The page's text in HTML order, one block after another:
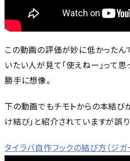
この動画の評価が妙に低かったん
いたい人が見て「使えねー」って思
勝手に想像。
下の動画でもチモトからの本結び
け結び」と紹介されていますが誤り
タイラバ自作フックの結び方（ジガ